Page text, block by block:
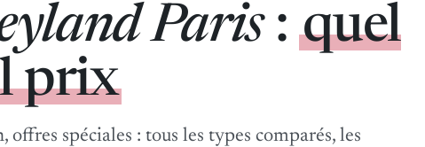
Paris:quel
prix
spéciales : tous les types comparés, les